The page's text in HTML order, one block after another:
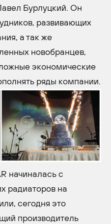
Бурлуцкий. Он
развивающих
а так же
новобранцев,
экономические
ряды компании.
начиналась с
радиаторов на
сегодня это
производитель